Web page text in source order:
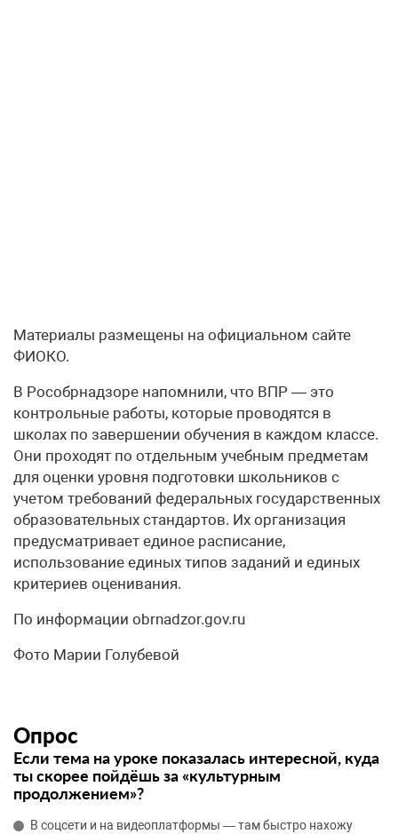
Материалы размещены на официальном сайте
ФИОКО.
В Рособрнадзоре напомнили, что ВПР — это
контрольные работы, которые проводятся в
школах по завершении обучения в каждом классе.
Они проходят по отдельным учебным предметам
для оценки уровня подготовки школьников с
учетом требований федеральных государственных
образовательных стандартов. Их организация
предусматривает единое расписание,
использование единых типов заданий и единых
критериев оценивания.
По информации obrnadzor.gov.ru
Фото Марии Голубевой
Опрос
Если тема на уроке показалась интересной, куда
ты скорее пойдёшь за «культурным
продолжением»?
В соцсети и на видеоплатформы — там быстро нахожу